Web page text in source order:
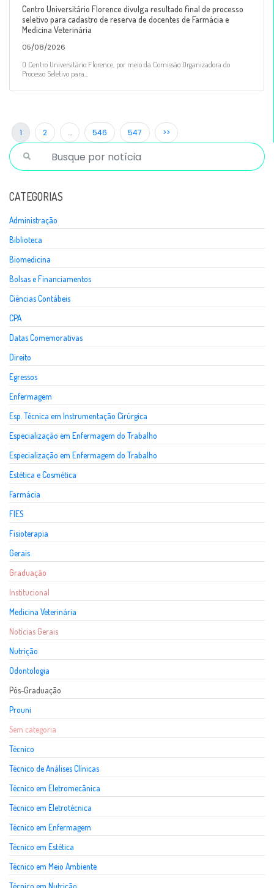
Centro Universitário Florence divulga resultado final de processo
seletivo para cadastro de reserva de docentes de Farmácia e
Medicina Veterinária
05/08/2026
O Centro Universitário Florence, por meio da Comissão Organizadora do
Processo Seletivo para...
1 2 … 546 547 >>
CATEGORIAS
Administração
Biblioteca
Biomedicina
Bolsas e Financiamentos
Ciências Contábeis
CPA
Datas Comemorativas
Direito
Egressos
Enfermagem
Esp. Técnica em Instrumentação Cirúrgica
Especialização em Enfermagem do Trabalho
Especialização em Enfermagem do Trabalho
Estética e Cosmética
Farmácia
FIES
Fisioterapia
Gerais
Graduação
Institucional
Medicina Veterinária
Notícias Gerais
Nutrição
Odontologia
Pós-Graduação
Prouni
Sem categoria
Técnico
Técnico de Análises Clínicas
Técnico em Eletromecânica
Técnico em Eletrotécnica
Técnico em Enfermagem
Técnico em Estética
Técnico em Meio Ambiente